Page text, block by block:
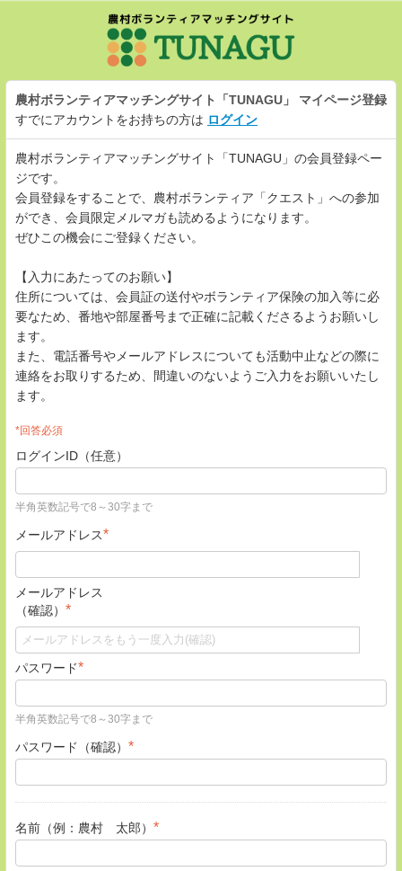
農村ボランティアマッチングサイト「TUNAGU」 マイページ登録
すでにアカウントをお持ちの方は ログイン
農村ボランティアマッチングサイト「TUNAGU」の会員登録ペー
ジです。
会員登録をすることで、農村ボランティア「クエスト」への参加
ができ、会員限定メルマガも読めるようになります。
ぜひこの機会にご登録ください。
【入力にあたってのお願い】
住所については、会員証の送付やボランティア保険の加入等に必
要なため、番地や部屋番号まで正確に記載くださるようお願いし
ます。
また、電話番号やメールアドレスについても活動中止などの際に
連絡をお取りするため、間違いのないようご入力をお願いいたし
ます。
*回答必須
ログインID（任意）
半角英数記号で8～30字まで
メールアドレス*
メールアドレス
（確認） *
パスワード*
半角英数記号で8～30字まで
パスワード（確認） *
名前（例：農村 太郎） *